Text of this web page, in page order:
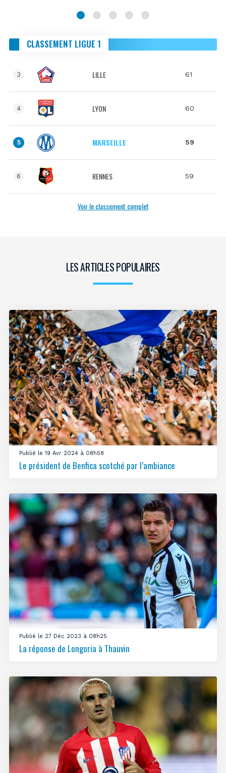
CLASSEMENT LIGUE 1
3 LILLE 61
4 LYON 60
5 MARSEILLE 59
6 RENNES 59
Voir le classement complet
LES ARTICLES POPULAIRES
Publié le 19 Avr 2024 à 08h58
Le président de Benfica scotché par l’ambiance
Publié le 27 Déc 2023 à 08h25
La réponse de Longoria à Thauvin